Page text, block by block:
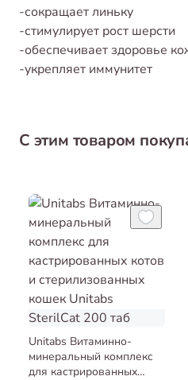
-сокращает линьку
-стимулирует рост шерсти
-обеспечивает здоровье
-укрепляет иммунитет
С этим товаром
Unitabs Витаминно-
минеральный комплекс
для кастрированных